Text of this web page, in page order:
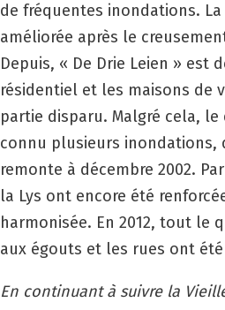
de fréquentes inondations.
améliorée après le
Depuis, « De Drie Leien » est
résidentiel et les maisons de
partie disparu. Malgré cela,
connu plusieurs inondations,
remonte à décembre 2002.
la Lys ont encore été
harmonisée. En 2012, tout le
aux égouts et les rues ont été
En continuant à suivre la